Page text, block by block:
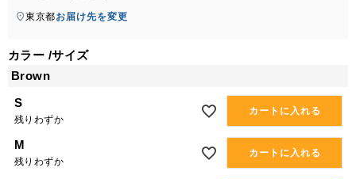
東京都お届け先を変更
カラー サイズ
Brown
S
残りわずか
カートに入れる
M
残りわずか
カートに入れる